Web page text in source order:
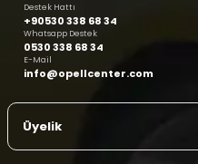
Destek Hattı
+90530 338 68 34
Whatsapp Destek
0530 338 68 34
E-Mail
info@opellcenter.com
Üyelik